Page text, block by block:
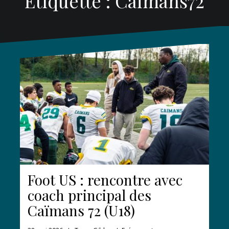
Foot US : rencontre avec
coach principal des
Caïmans 72 (U18)